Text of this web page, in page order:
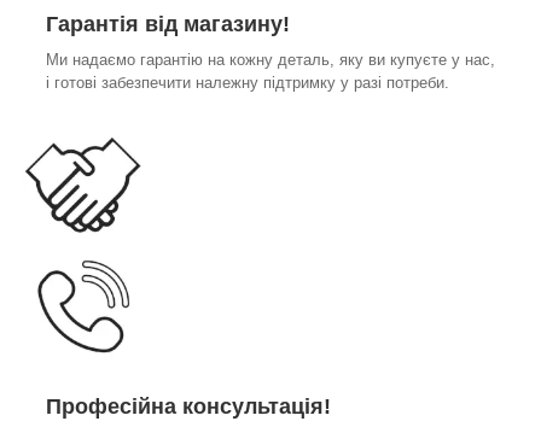
Гарантія від магазину!
Ми надаємо гарантію на кожну деталь, яку ви купуєте у нас,
і готові забезпечити належну підтримку у разі потреби.
Професійна консультація!